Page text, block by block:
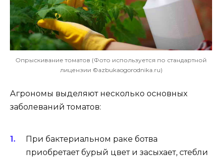
Опрыскивание томатов (Фото используется по стандартной
лицензии ©azbukaogorodnika.ru)
Агрономы выделяют несколько основных
заболеваний томатов:
При бактериальном раке ботва
приобретает бурый цвет и засыхает, стебли